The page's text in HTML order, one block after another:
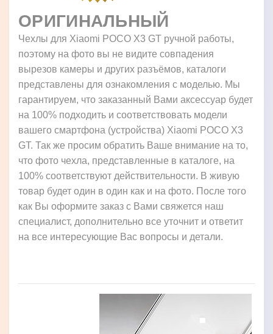
ОРИГИНАЛЬНЫЙ
Чехлы для Xiaomi POCO X3 GT ручной работы,
поэтому на фото вы не видите совпадения
вырезов камеры и других разъёмов, каталоги
представлены для ознакомления с моделью. Мы
гарантируем, что заказанный Вами аксессуар будет
на 100% подходить и соответствовать модели
вашего смартфона (устройства) Xiaomi POCO X3
GT. Так же просим обратить Ваше внимание на то,
что фото чехла, представленные в каталоге, на
100% соответствуют действительности. В живую
товар будет один в один как и на фото. После того
как Вы оформите заказ с Вами свяжется наш
специалист, дополнительно все уточнит и ответит
на все интересующие Вас вопросы и детали.